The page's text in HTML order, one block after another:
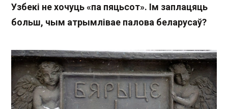
Узбекі не хочуць «па пяцьсот». Ім заплацяць
больш, чым атрымлівае палова беларусаў?